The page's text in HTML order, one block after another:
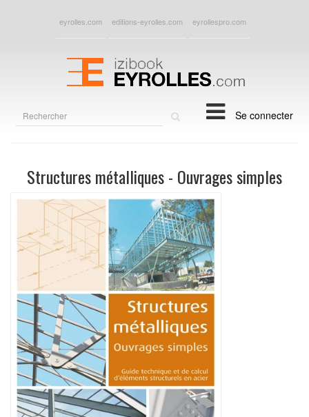
eyrolles.com editions-eyrolles.com eyrollespro.com
Se connecter
Structures métalliques - Ouvrages simples